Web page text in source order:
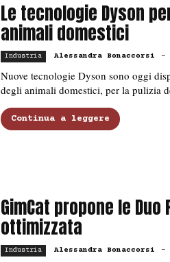
Le tecnologie Dyson
animali domestici
Industria Alessandra Bonaccorsi -
Nuove tecnologie Dyson sono oggi
degli animali domestici, per la pulizia
Continua a leggere
GimCat propone le
ottimizzata
Industria Alessandra Bonaccorsi -